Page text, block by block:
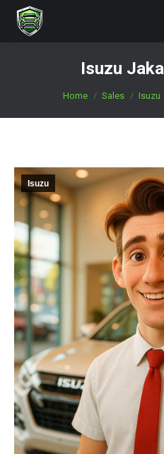
Isuzu
You are here:
Home Sales Isuzu
Isuzu